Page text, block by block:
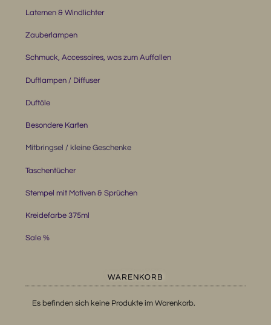
Laternen & Windlichter
Zauberlampen
Schmuck, Accessoires, was zum Auffallen
Duftlampen / Diffuser
Duftöle
Besondere Karten
Mitbringsel / kleine Geschenke
Taschentücher
Stempel mit Motiven & Sprüchen
Kreidefarbe 375ml
Sale %
WARENKORB
Es befinden sich keine Produkte im Warenkorb.